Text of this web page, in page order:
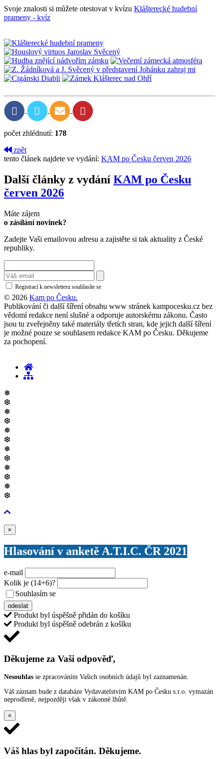
Svoje znalosti si můžete otestovat v kvízu Klášterecké hudební
prameny - kvíz
počet zhlédnutí: 178
zpět
tento článek najdete ve vydání: KAM po Česku červen 2026
Další články z vydání KAM po Česku
červen 2026
Máte zájem
o zásílání novinek?
Zadejte Vaši emailovou adresu a zajistěte si tak aktuality z České
republiky.
Registrací k newsletteru souhlasíte se
© 2026 Kam po Česku.
Publikování či další šíření obsahu www stránek kampocesku.cz bez
vědomí redakce není slušné a odporuje autorskému zákonu. Často
jsou tu zveřejněny také materiály třetích stran, kde jejich další šíření
je možné pouze se souhlasem redakce KAM po Česku. Děkujeme
za pochopení.
❅
❆
❅
❆
❅
❆
❅
❆
❅
❆
❅
❆
×
Hlasování v anketě A.T.I.C. ČR 2021
e-mail
Kolik je (14+6)?
Souhlasím se
odeslat
Produkt byl úspěšně přidán do košíku
Produkt byl úspěšně odebrán z košíku
Děkujeme za Vaši odpověď,
Nesouhlas se zpracováním Vašich osobních údajů byl zaznamenán.
Váš záznam bude z databáze Vydavatelstvím KAM po Česku s.r.o. vymazán
neprodleně, nejpozději však v zákonné lhůtě.
×
Váš hlas byl započítán. Děkujeme.